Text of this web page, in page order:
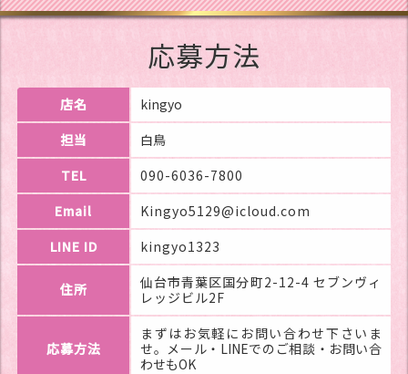
応募方法
店名
kingyo
担当
白鳥
TEL
090-6036-7800
Email
Kingyo5129@icloud.com
LINE ID
kingyo1323
住所
仙台市青葉区国分町2-12-4 セブンヴィ
レッジビル2F
応募方法
まずはお気軽にお問い合わせ下さいま
せ。メール・LINEでのご相談・お問い合
わせもOK